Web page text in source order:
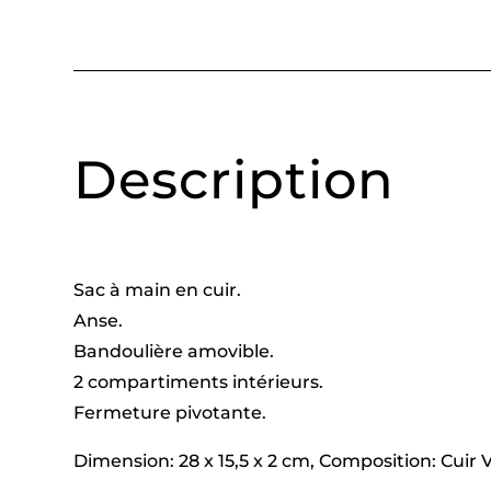
Description
Sac à main en cuir.
Anse.
Bandoulière amovible.
2 compartiments intérieurs.
Fermeture pivotante.
Dimension: 28 x 15,5 x 2 cm, Composition: Cuir